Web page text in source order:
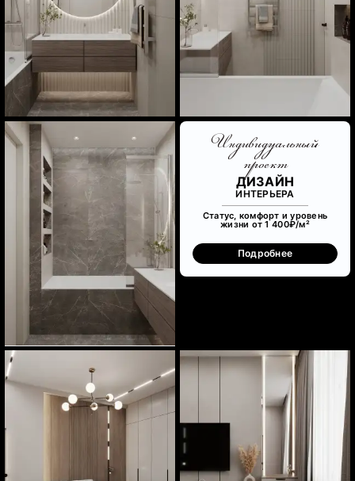
Индивидуальный
проект
ДИЗАЙН
ИНТЕРЬЕРА
Статус, комфорт и уровень
жизни от 1 400₽/м²
Подробнее